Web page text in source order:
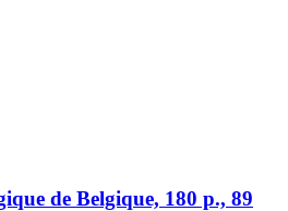
de Belgique, 180 p., 89